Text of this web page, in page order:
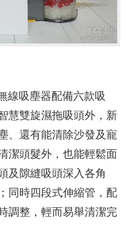
線吸塵器配備六款吸
慧雙旋濕拖吸頭外，新
、還有能清除沙發及寵
潔頭髮外，也能輕鬆面
及隙縫吸頭深入各角
同時四段式伸縮管，配
調整，輕而易舉清潔完